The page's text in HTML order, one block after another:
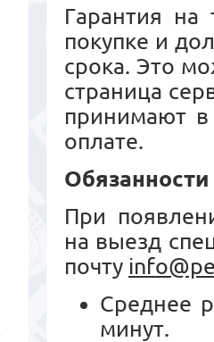
Гарантия на
покупке и
срока. Это
страница
принимают в
оплате.
Обязанности
При
на выезд
почту
Среднее
минут.